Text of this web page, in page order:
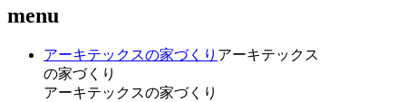
menu
アーキテックスの家づくり アーキテックス
の家づくり
アーキテックスの家づくり